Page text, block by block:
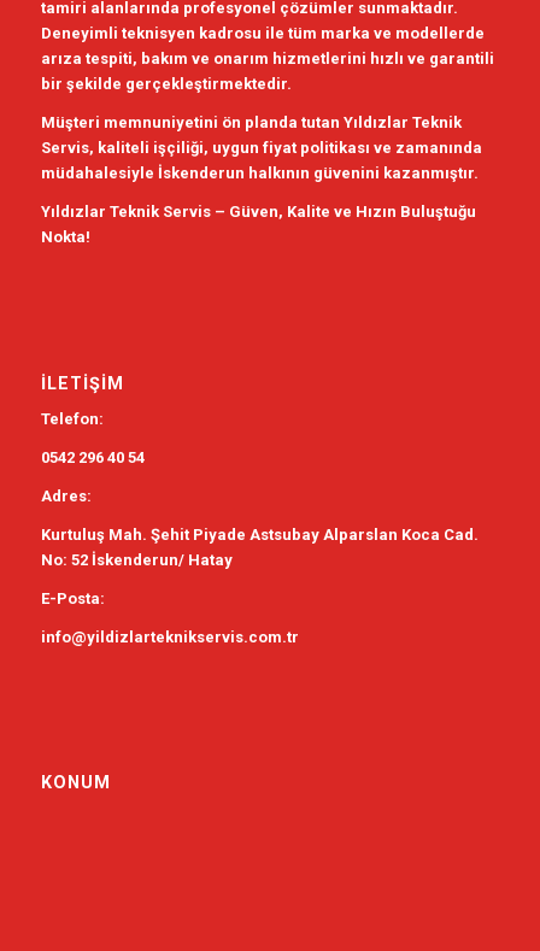
tamiri alanlarında profesyonel çözümler sunmaktadır.
Deneyimli teknisyen kadrosu ile tüm marka ve modellerde
arıza tespiti, bakım ve onarım hizmetlerini hızlı ve garantili
bir şekilde gerçekleştirmektedir.
Müşteri memnuniyetini ön planda tutan Yıldızlar Teknik
Servis, kaliteli işçiliği, uygun fiyat politikası ve zamanında
müdahalesiyle İskenderun halkının güvenini kazanmıştır.
Yıldızlar Teknik Servis – Güven, Kalite ve Hızın Buluştuğu
Nokta!
İLETIŞIM
Telefon:
0542 296 40 54
Adres:
Kurtuluş Mah. Şehit Piyade Astsubay Alparslan Koca Cad.
No: 52 İskenderun/ Hatay
E-Posta:
info@yildizlarteknikservis.com.tr
KONUM